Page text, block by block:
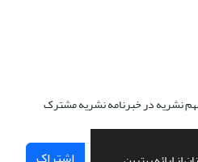
نشریه در خبرنامه نشریه مشترک